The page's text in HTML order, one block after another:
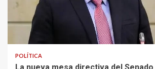
2 min read
POLÍTICA